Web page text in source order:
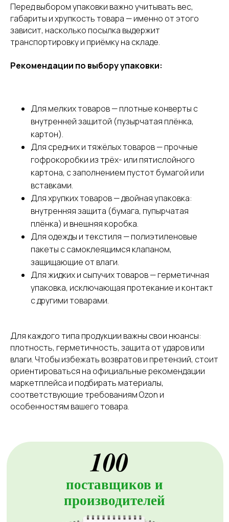
Перед выбором упаковки важно учитывать вес,
габариты и хрупкость товара — именно от этого
зависит, насколько посылка выдержит
транспортировку и приёмку на складе.
Рекомендации по выбору упаковки:
Для мелких товаров — плотные конверты с
внутренней защитой (пузырчатая плёнка,
картон).
Для средних и тяжёлых товаров — прочные
гофрокоробки из трёх- или пятислойного
картона, с заполнением пустот бумагой или
вставками.
Для хрупких товаров — двойная упаковка:
внутренняя защита (бумага, пупырчатая
плёнка) и внешняя коробка.
Для одежды и текстиля — полиэтиленовые
пакеты с самоклеящимся клапаном,
защищающие от влаги.
Для жидких и сыпучих товаров — герметичная
упаковка, исключающая протекание и контакт
с другими товарами.
Для каждого типа продукции важны свои нюансы:
плотность, герметичность, защита от ударов или
влаги. Чтобы избежать возвратов и претензий, стоит
ориентироваться на официальные рекомендации
маркетплейса и подбирать материалы,
соответствующие требованиям Ozon и
особенностям вашего товара.
+7(967)555-60-11
sales@ffcdek.ru
Телефон
Решения для
бизнеса
Все услуги
Фулфилмент для
маркетплейсов
интернет-магазинов
FBS
DBS
СДЭК
Фулфилмент
О нас
Адреса складов
Тарифы
Блог
Акции
сайты
Партнёрская